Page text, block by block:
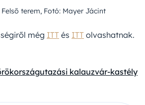
Felső terem, Fotó: Mayer Jácint
még ITT és ITT olvashatnak.
utazási kalauzvár-kastély